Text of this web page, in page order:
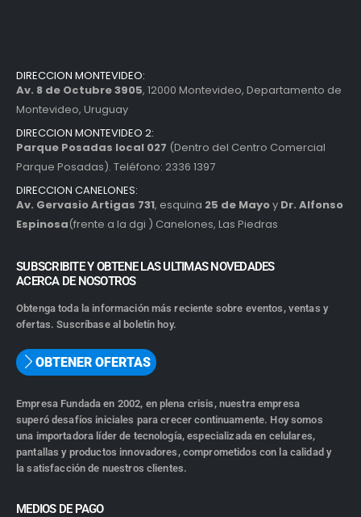
DIRECCION MONTEVIDEO:
Av. 8 de Octubre 3905, 12000 Montevideo, Departamento de
Montevideo, Uruguay
DIRECCION MONTEVIDEO 2:
Parque Posadas local 027 (Dentro del Centro Comercial
Parque Posadas). Teléfono: 2336 1397
DIRECCION CANELONES:
Av. Gervasio Artigas 731, esquina 25 de Mayoy Dr. Alfonso
Espinosa(frente a la dgi ) Canelones, Las Piedras
SUBSCRIBITE Y OBTENE LAS ULTIMAS NOVEDADES
ACERCA DE NOSOTROS
Obtenga toda la información más reciente sobre eventos, ventas y
ofertas. Suscríbase al boletín hoy.
OBTENER OFERTAS
Empresa Fundada en 2002, en plena crisis, nuestra empresa
superó desafíos iniciales para crecer continuamente. Hoy somos
una importadora líder de tecnología, especializada en celulares,
pantallas y productos innovadores, comprometidos con la calidad y
la satisfacción de nuestros clientes.
MEDIOS DE PAGO